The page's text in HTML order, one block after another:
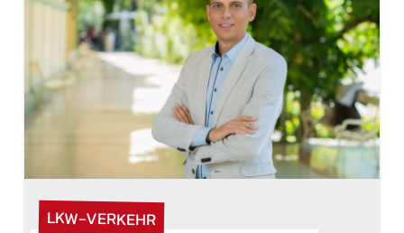
LKW-VERKEHR